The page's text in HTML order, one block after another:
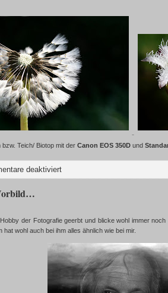
Teich/ Biotop mit der Canon EOS 350D und
deaktiviert
der Fotografie geerbt und blicke wohl immer
wohl auch bei ihm alles ähnlich wie bei mir.